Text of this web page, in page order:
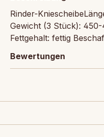
Rinder-
Gewicht (3 Stück):
Fettgehalt: fettig
Bewertungen